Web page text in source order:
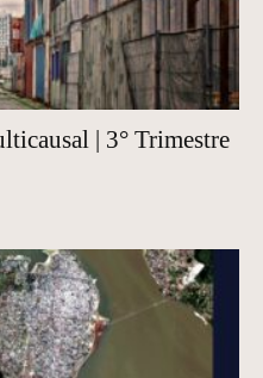
| 3° Trimestre